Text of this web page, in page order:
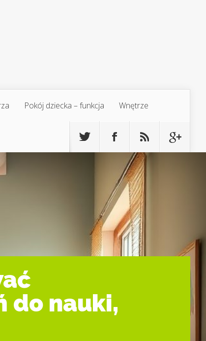
Pokój dziecka – funkcja Wnętrze
do nauki,